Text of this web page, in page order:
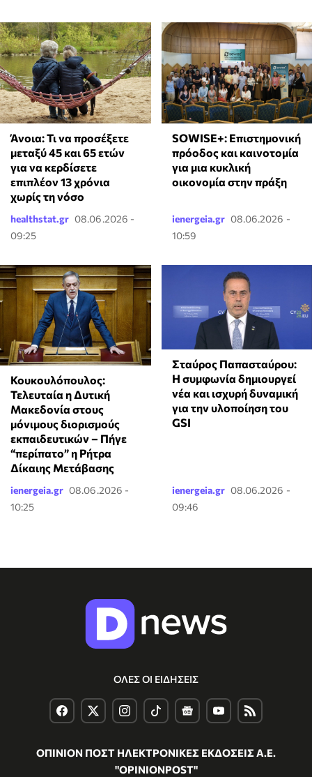
Άνοια: Τι να προσέξετε
μεταξύ 45 και 65 ετών
για να κερδίσετε
επιπλέον 13 χρόνια
χωρίς τη νόσο
healthstat.gr 08.06.2026 -
09:25
SOWISE+: Επιστημονική
πρόοδος και καινοτομία
για μια κυκλική
οικονομία στην πράξη
ienergeia.gr 08.06.2026 -
10:59
Κουκουλόπουλος:
Τελευταία η Δυτική
Μακεδονία στους
μόνιμους διορισμούς
εκπαιδευτικών – Πήγε
“περίπατο” η Ρήτρα
Δίκαιης Μετάβασης
ienergeia.gr 08.06.2026 -
10:25
Σταύρος Παπασταύρου:
Η συμφωνία δημιουργεί
νέα και ισχυρή δυναμική
για την υλοποίηση του
GSI
ienergeia.gr 08.06.2026 -
09:46
ΟΛΕΣ ΟΙ ΕΙΔΗΣΕΙΣ
ΟΠΙΝΙΟΝ ΠΟΣΤ ΗΛΕΚΤΡΟΝΙΚΕΣ ΕΚΔΟΣΕΙΣ Α.Ε.
"OPINIONPOST"